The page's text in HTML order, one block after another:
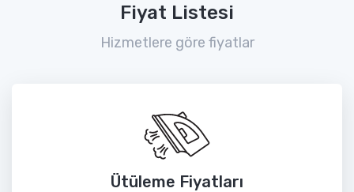
Fiyat Listesi
Hizmetlere göre fiyatlar
Ütüleme Fiyatları